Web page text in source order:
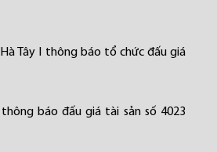
Tây I thông báo tổ chức đấu giá
báo đấu giá tài sản số 4023